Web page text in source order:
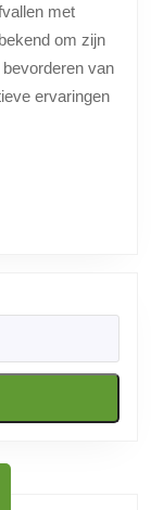
het
gebruik
van
met
om zijn
van
ervaringen